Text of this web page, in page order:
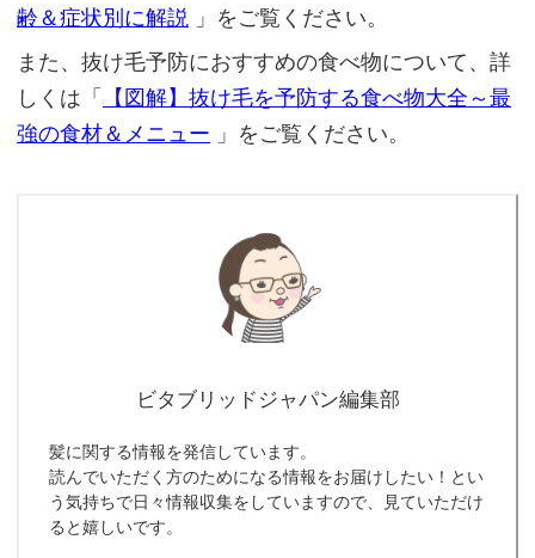
齢＆症状別に解説 」をご覧ください。
また、抜け毛予防におすすめの食べ物について、詳
しくは「 【図解】抜け毛を予防する食べ物大全～最
強の食材＆メニュー 」をご覧ください。
ビタブリッドジャパン編集部
髪に関する情報を発信しています。
読んでいただく方のためになる情報をお届けしたい！とい
う気持ちで日々情報収集をしていますので、見ていただけ
ると嬉しいです。